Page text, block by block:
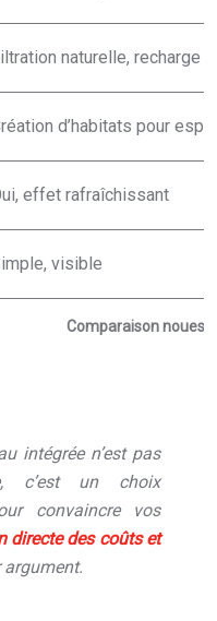
Comparaison noues
naturelle, recharge
d’habitats pour
effet rafraîchissant
visible
intégrée n’est pas
c’est un choix
convaincre vos
directe des coûts et